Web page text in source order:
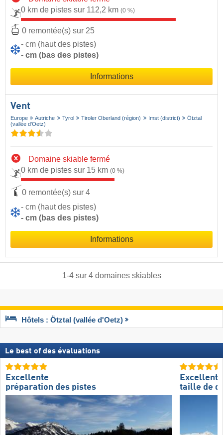
0 km de pistes sur 112,2 km (0 %)
0 remontée(s) sur 25
- cm (haut des pistes)
- cm (bas des pistes)
Informations
Vent
Europe Autriche Tyrol Tiroler Oberland (région) Imst (district)
Ötztal
(vallée d'Oetz)
Domaine skiable fermé
0 km de pistes sur 15 km (0 %)
0 remontée(s) sur 4
- cm (haut des pistes)
- cm (bas des pistes)
Informations
1-4sur 4 domaines skiables
Hôtels : Ötztal (vallée d'Oetz)
Le best of des évaluations
Excellente
préparation des pistes
Excellente
taille de